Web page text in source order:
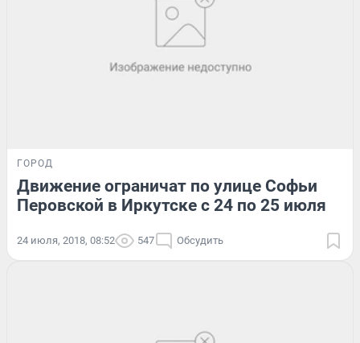
ГОРОД
Движение ограничат по улице Софьи
Перовской в Иркутске с 24 по 25 июля
24 июля, 2018, 08:52 547 Обсудить